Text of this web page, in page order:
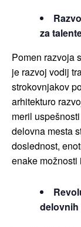
za
Pomen razvoja
je razvoj vodij
strokovnjakov
arhitekturo
meril
delovna mesta
doslednost,
enake možnosti
delovnih